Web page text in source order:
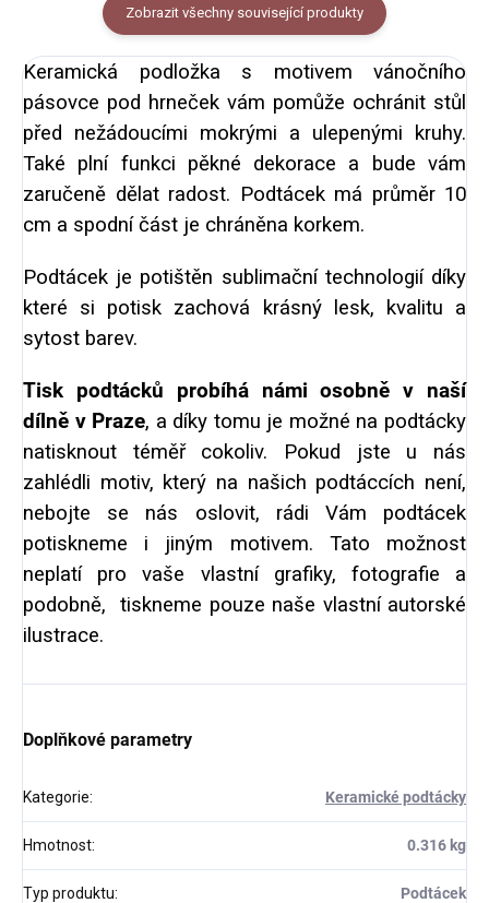
Zobrazit všechny související produkty
Keramická podložka s motivem vánočního
pásovce pod hrneček vám pomůže ochránit stůl
před nežádoucími mokrými a ulepenými kruhy.
Také plní funkci pěkné dekorace a bude vám
zaručeně dělat radost. Podtácek má průměr 10
cm a spodní část je chráněna korkem.
Podtácek je potištěn sublimační technologií díky
které si potisk zachová krásný lesk, kvalitu a
sytost barev.
Tisk podtácků probíhá námi osobně v naší
dílně v Praze, a díky tomu je možné na podtácky
natisknout téměř cokoliv. Pokud jste u nás
zahlédli motiv, který na našich podtáccích není,
nebojte se nás oslovit, rádi Vám podtácek
potiskneme i jiným motivem. Tato možnost
neplatí pro vaše vlastní grafiky, fotografie a
podobně, tiskneme pouze naše vlastní autorské
ilustrace.
Doplňkové parametry
Kategorie: Keramické podtácky
Hmotnost: 0.316 kg
Typ produktu: Podtácek